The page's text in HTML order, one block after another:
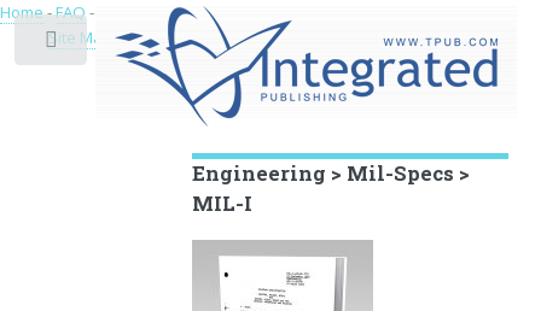
Educational Archive
Engineering > Mil-Specs >
MIL-I
Toggle
Home-FAQ-
Site Map